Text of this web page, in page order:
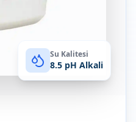
Su Kalitesi
8.5 pH Alkali